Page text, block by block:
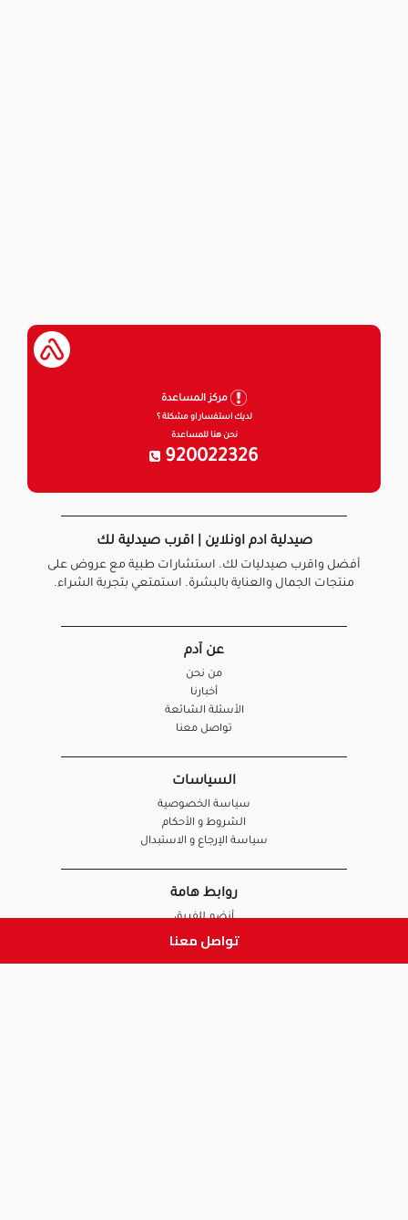
تواصل معنا
مركز المساعدة
لديك استفسار او مشكلة ؟
نحن هنا للمساعدة
920022326
صيدلية ادم اونلاين | اقرب صيدلية لك
أفضل واقرب صيدليات لك. استشارات طبية مع عروض على
منتجات الجمال والعناية بالبشرة. استمتعي بتجربة الشراء.
عن آدم
من نحن
أخبارنا
الأسئلة الشائعة
تواصل معنا
السياسات
سياسة الخصوصية
الشروط و الأحكام
سياسة الإرجاع و الاستبدال
روابط هامة
أنضم للفريق
نصائح آدم